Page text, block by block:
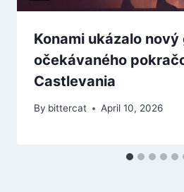
Konami ukázalo
očekávaného
Castlevania
By bittercat April 10, 2026